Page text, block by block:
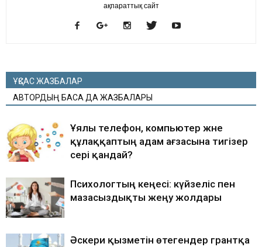
ақпараттық сайт
ҰҚСАС ЖАЗБАЛАР
АВТОРДЫҢ БАСҚА ДА ЖАЗБАЛАРЫ
Ұялы телефон, компьютер және
құлаққаптың адам ағзасына тигізер
әсері қандай?
Психологтың кеңесі: күйзеліс пен
мазасыздықты жеңу жолдары
Әскери қызметін өтегендер грантқа